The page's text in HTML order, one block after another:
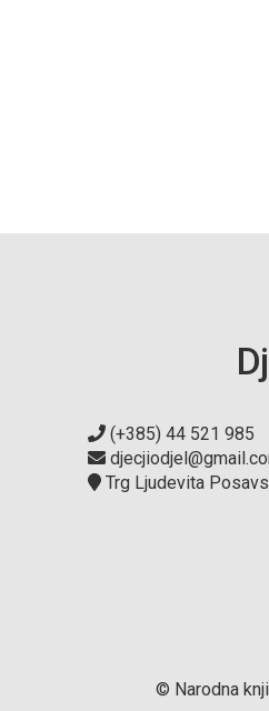
(+385) 44 521 985
Trg Ljudevita
© Narodna